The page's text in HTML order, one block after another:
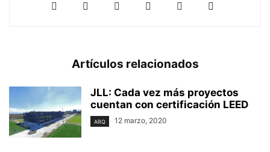
Artículos relacionados
JLL: Cada vez más proyectos
cuentan con certificación LEED
ARQ 12 marzo, 2020